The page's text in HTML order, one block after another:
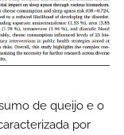
de queijo e o
por